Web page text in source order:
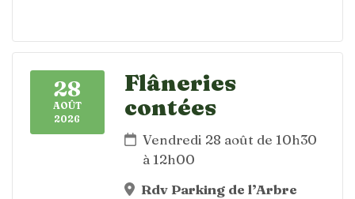
28
AOÛT
2026
Flâneries
contées
Vendredi 28 août de 10h30
à 12h00
Rdv Parking de l’Arbre